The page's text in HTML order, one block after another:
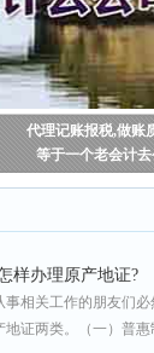
代理记账报税,做账
等于一个老会计去
样办理原产地证?
相关工作的朋友们
证两类。（一）普